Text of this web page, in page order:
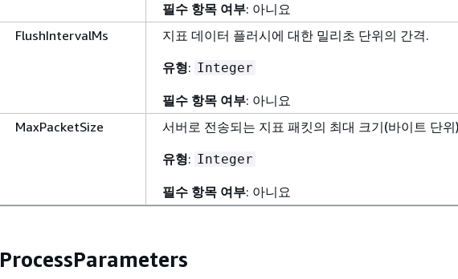
필수 항목 여부: 아니요
FlushIntervalMs
지표 데이터 플러시에 대한 밀리초 단위의 간격.
유형: Integer
필수 항목 여부: 아니요
MaxPacketSize
서버로 전송되는 지표 패킷의 최대 크기(바이트 단위
유형: Integer
필수 항목 여부: 아니요
ProcessParameters